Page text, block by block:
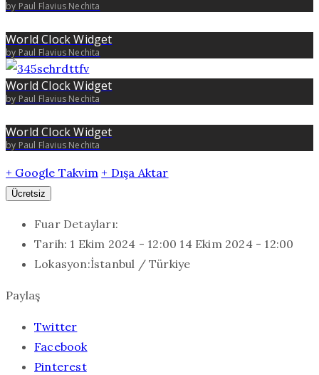
by Paul Flavius Nechita
World Clock Widget
by Paul Flavius Nechita
World Clock Widget
by Paul Flavius Nechita
World Clock Widget
by Paul Flavius Nechita
+ Google Takvim + Dışa Aktar
Ücretsiz
Fuar Detayları:
Tarih: 1 Ekim 2024 - 12:00 14 Ekim 2024 - 12:00
Lokasyon:İstanbul / Türkiye
Paylaş
Twitter
Facebook
Pinterest